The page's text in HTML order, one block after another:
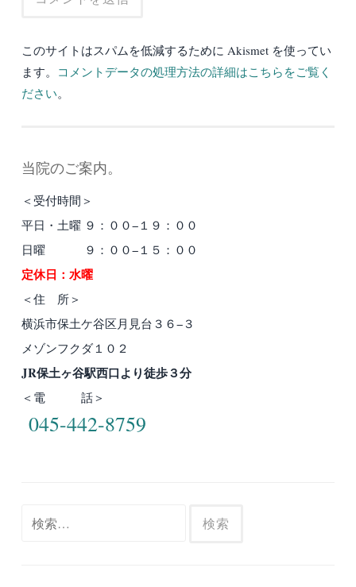
このサイトはスパムを低減するために Akismet を使ってい
ます。 コメントデータの処理方法の詳細はこちらをご覧く
ださい。
当院のご案内。
＜受付時間＞
平日・土曜 ９：００−１９：００
日曜 ９：００−１５：００
定休日：水曜
＜住 所＞
横浜市保土ケ谷区月見台３６−３
メゾンフクダ１０２
JR保土ヶ谷駅西口より徒歩３分
＜電 話＞
045-442-8759